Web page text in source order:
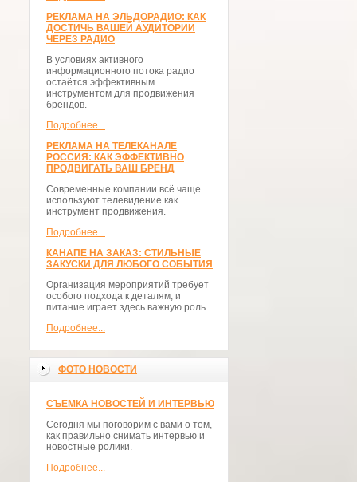
РЕКЛАМА НА ЭЛЬДОРАДИО: КАК
ДОСТИЧЬ ВАШЕЙ АУДИТОРИИ
ЧЕРЕЗ РАДИО
В условиях активного
информационного потока радио
остаётся эффективным
инструментом для продвижения
брендов.
Подробнее...
РЕКЛАМА НА ТЕЛЕКАНАЛЕ
РОССИЯ: КАК ЭФФЕКТИВНО
ПРОДВИГАТЬ ВАШ БРЕНД
Современные компании всё чаще
используют телевидение как
инструмент продвижения.
Подробнее...
КАНАПЕ НА ЗАКАЗ: СТИЛЬНЫЕ
ЗАКУСКИ ДЛЯ ЛЮБОГО СОБЫТИЯ
Организация мероприятий требует
особого подхода к деталям, и
питание играет здесь важную роль.
Подробнее...
ФОТО НОВОСТИ
СЪЕМКА НОВОСТЕЙ И ИНТЕРВЬЮ
Сегодня мы поговорим с вами о том,
как правильно снимать интервью и
новостные ролики.
Подробнее...